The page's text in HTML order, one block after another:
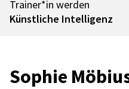
Trainer*in werden
Künst­li­che Intel­li­genz
Sophie